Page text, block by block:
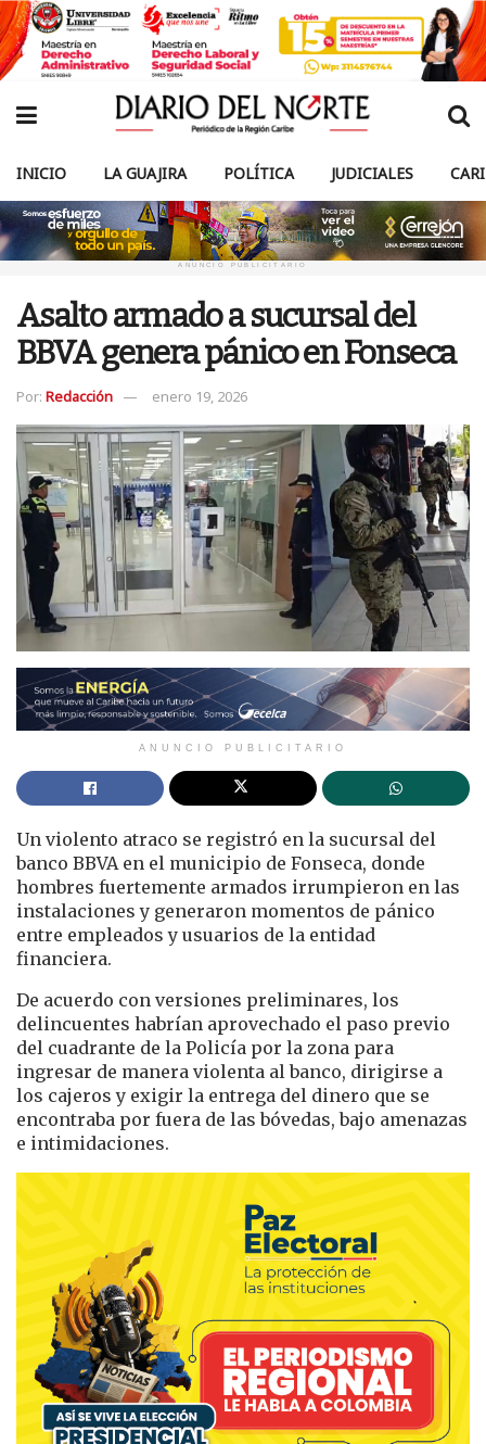
INICIO LA GUAJIRA POLÍTICA JUDICIALES
ANUNCIO PUBLICITARIO
Asalto armado a sucursal del
BBVA genera pánico en Fonseca
Por: Redacción enero 19, 2026
ANUNCIO PUBLICITARIO
Un violento atraco se registró en la sucursal del
banco BBVA en el municipio de Fonseca, donde
hombres fuertemente armados irrumpieron en las
instalaciones y generaron momentos de pánico
entre empleados y usuarios de la entidad
financiera.
De acuerdo con versiones preliminares, los
delincuentes habrían aprovechado el paso previo
del cuadrante de la Policía por la zona para
ingresar de manera violenta al banco, dirigirse a
los cajeros y exigir la entrega del dinero que se
encontraba por fuera de las bóvedas, bajo amenazas
e intimidaciones.